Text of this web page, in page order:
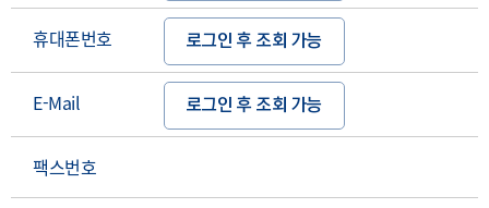
휴대폰번호 로그인 후 조회 가능
E-Mail 로그인 후 조회 가능
팩스번호